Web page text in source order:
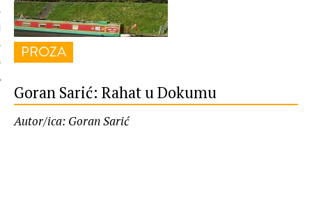
PROZA
Goran Sarić: Rahat u Dokumu
Autor/ica: Goran Sarić